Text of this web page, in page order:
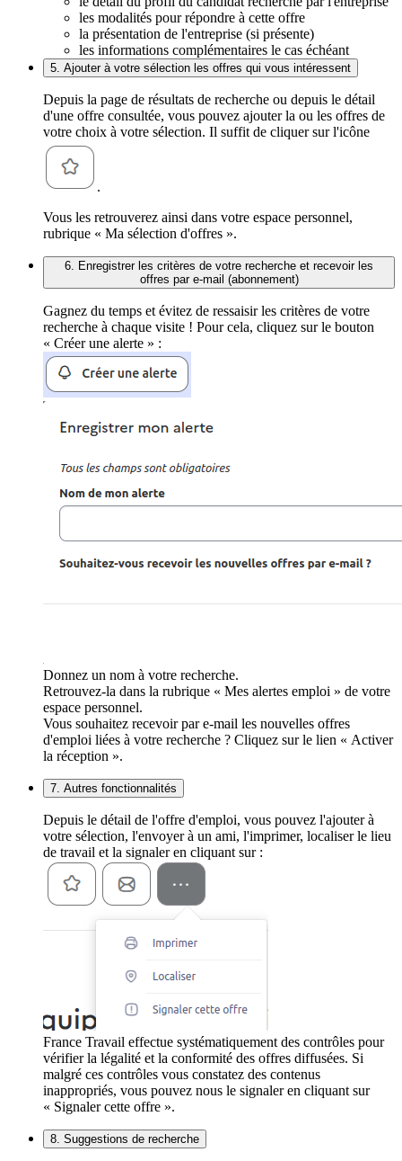
les modalités pour répondre à cette offre
la présentation de l'entreprise (si présente)
les informations complémentaires le cas échéant
5. Ajouter à votre sélection les offres qui vous intéressent
Depuis la page de résultats de recherche ou depuis le détail
d'une offre consultée, vous pouvez ajouter la ou les offres de
votre choix à votre sélection. Il suffit de cliquer sur l'icône
.
Vous les retrouverez ainsi dans votre espace personnel,
rubrique « Ma sélection d'offres ».
6. Enregistrer les critères de votre recherche et recevoir les
offres par e-mail (abonnement)
Gagnez du temps et évitez de ressaisir les critères de votre
recherche à chaque visite ! Pour cela, cliquez sur le bouton
« Créer une alerte » :
Donnez un nom à votre recherche.
Retrouvez-la dans la rubrique « Mes alertes emploi » de votre
espace personnel.
Vous souhaitez recevoir par e-mail les nouvelles offres
d'emploi liées à votre recherche ? Cliquez sur le lien « Activer
la réception ».
7. Autres fonctionnalités
Depuis le détail de l'offre d'emploi, vous pouvez l'ajouter à
votre sélection, l'envoyer à un ami, l'imprimer, localiser le lieu
de travail et la signaler en cliquant sur :
France Travail effectue systématiquement des contrôles pour
vérifier la légalité et la conformité des offres diffusées. Si
malgré ces contrôles vous constatez des contenus
inappropriés, vous pouvez nous le signaler en cliquant sur
« Signaler cette offre ».
8. Suggestions de recherche